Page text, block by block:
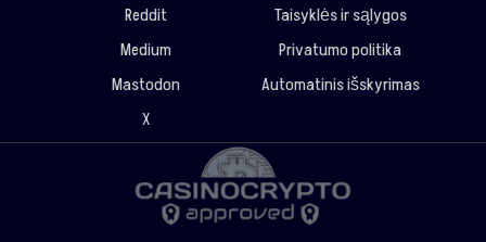
Reddit
Medium
Mastodon
X
Taisyklės ir sąlygos
Privatumo politika
Automatinis išskyrimas